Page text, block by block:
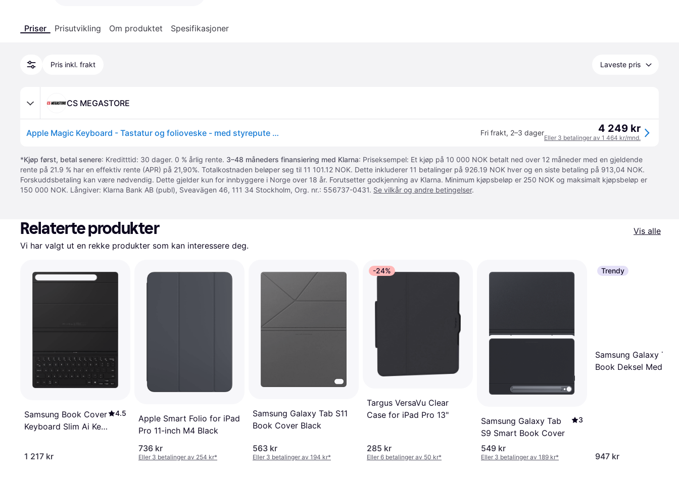
Priser Prisutvikling Om produktet Spesifikasjoner
Pris inkl. frakt Laveste pris
CS MEGASTORE
Apple Magic Keyboard - Tastatur og folioveske - med styrepute - Apple Smart connector - QWERTY - Svensk - svart - for 13-inch iPad Air (M2, M3) Fri frakt, 2–3 dager 4 249 kr
Eller 3 betalinger av 1 464 kr/mnd.
*Kjøp først, betal senere: Kreditttid: 30 dager. 0 % årlig rente. 3–48 måneders finansiering med Klarna: Priseksempel: Et kjøp på 10 000 NOK betalt ned over 12 måneder med en gjeldende
rente på 21.9 % har en effektiv rente (APR) på 21,90%. Totalkostnaden beløper seg til 11 101.12 NOK. Dette inkluderer 11 betalinger på 926.19 NOK hver og en siste betaling på 913,04 NOK.
Forskuddsbetaling kan være nødvendig. Dette gjelder kun for innbyggere i Norge over 18 år. Forutsetter godkjenning av Klarna. Minimum kjøpsbeløp er 250 NOK og maksimalt kjøpsbeløp er
150 000 NOK. Långiver: Klarna Bank AB (publ), Sveavägen 46, 111 34 Stockholm, Org. nr.: 556737-0431. Se vilkår og andre betingelser.
Relaterte produkter
Vis alle
Vi har valgt ut en rekke produkter som kan interessere deg.
Samsung Book Cover
Keyboard Slim Ai Key
4.5
1 217 kr
Apple Smart Folio for iPad
Pro 11-inch M4 Black
736 kr
Eller 3 betalinger av 254 kr*
Samsung Galaxy Tab S11
Book Cover Black
563 kr
Eller 3 betalinger av 194 kr*
-24%
Targus VersaVu Clear
Case for iPad Pro 13"
285 kr
Eller 6 betalinger av 50 kr*
Samsung Galaxy Tab
S9 Smart Book Cover
3
549 kr
Eller 3 betalinger av 189 kr*
Trendy
Samsung Galaxy Tab
Book Deksel Med
947 kr